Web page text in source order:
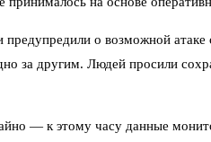
о возможной
за другим. Людей просили
— к этому часу данные